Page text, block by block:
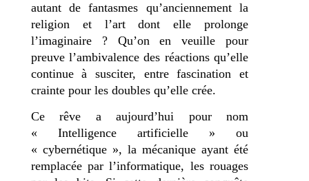
autant de fantasmes qu’anciennement la
religion et l’art dont elle prolonge
l’imaginaire ? Qu’on en veuille pour
preuve l’ambivalence des réactions qu’elle
continue à susciter, entre fascination et
crainte pour les doubles qu’elle crée.
Ce rêve a aujourd’hui pour nom
« Intelligence artificielle » ou
« cybernétique », la mécanique ayant été
remplacée par l’informatique, les rouages